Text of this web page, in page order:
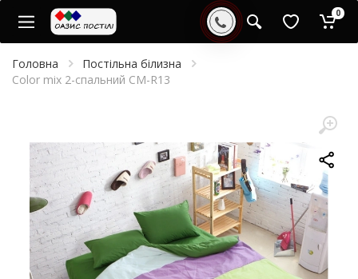
0
Головна
Постільна білизна
Color mix 2-спальний CM-R13